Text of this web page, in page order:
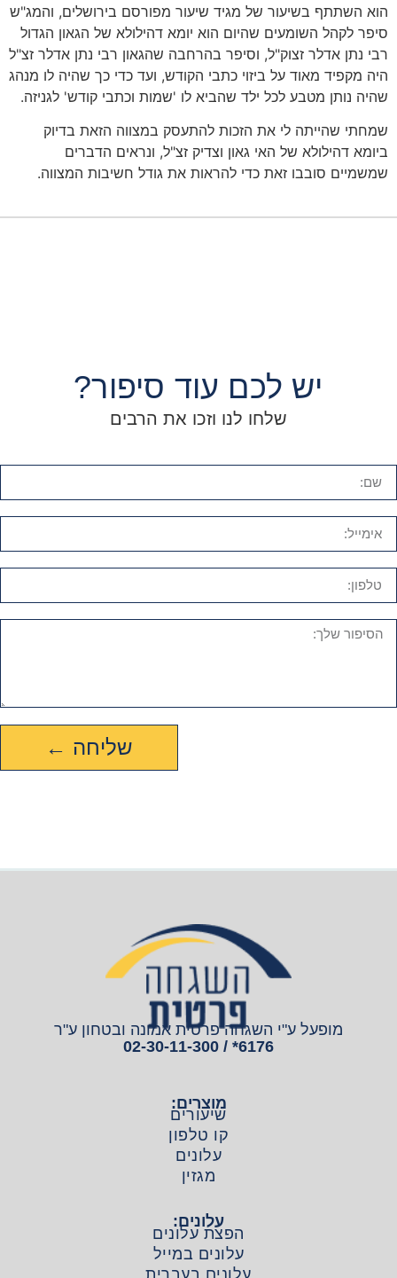
הוא השתתף בשיעור של מגיד שיעור מפורסם בירושלים, והמג"ש
סיפר לקהל השומעים שהיום הוא יומא דהילולא של הגאון הגדול
רבי נתן אדלר זצוק"ל, וסיפר בהרחבה שהגאון רבי נתן אדלר זצ"ל
היה מקפיד מאוד על ביזוי כתבי הקודש, ועד כדי כך שהיה לו מנהג
שהיה נותן מטבע לכל ילד שהביא לו 'שמות וכתבי קודש' לגניזה.
שמחתי שהייתה לי את הזכות להתעסק במצווה הזאת בדיוק
ביומא דהילולא של האי גאון וצדיק זצ"ל, ונראים הדברים
שמשמיים סובבו זאת כדי להראות את גודל חשיבות המצווה.
יש לכם עוד סיפור?
שלחו לנו וזכו את הרבים
שליחה ←
מופעל ע"י השגחה פרטית אמונה ובטחון ע"ר
6176* / 02-30-11-300
מוצרים:
שיעורים
קו טלפון
עלונים
מגזין
עלונים:
הפצת עלונים
עלונים במייל
עלונים בעברית